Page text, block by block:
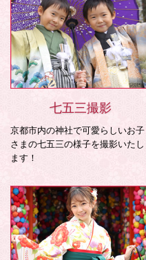
七五三撮影
京都市内の神社で可愛らしいお子
さまの七五三の様子を撮影いたし
ます！